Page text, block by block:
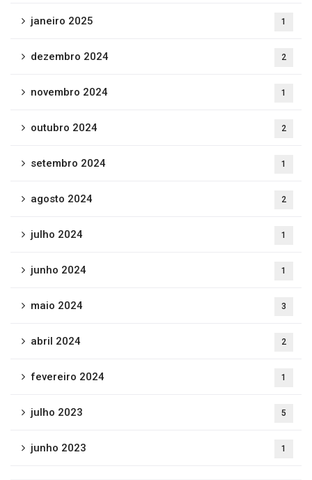
janeiro 2025 1
dezembro 2024 2
novembro 2024 1
outubro 2024 2
setembro 2024 1
agosto 2024 2
julho 2024 1
junho 2024 1
maio 2024 3
abril 2024 2
fevereiro 2024 1
julho 2023 5
junho 2023 1